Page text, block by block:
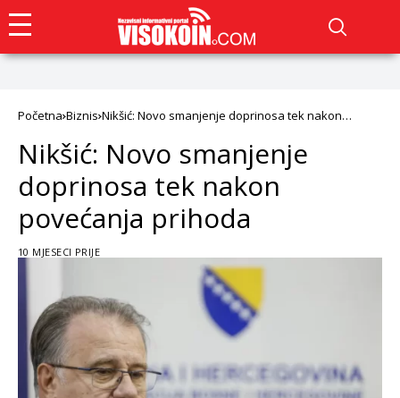
Početna Biznis Nikšić: Novo smanjenje doprinosa tek nakon
Nikšić: Novo smanjenje
doprinosa tek nakon
povećanja prihoda
10 MJESECI PRIJE